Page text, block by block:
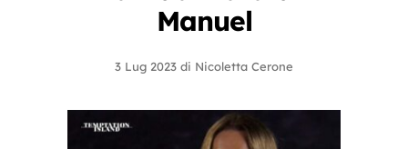
Manuel
3 Lug 2023 di Nicoletta Cerone